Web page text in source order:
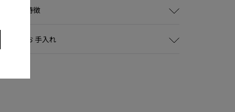
特徴
ラフなテクスチャーが特徴のレザー
お 手入れ